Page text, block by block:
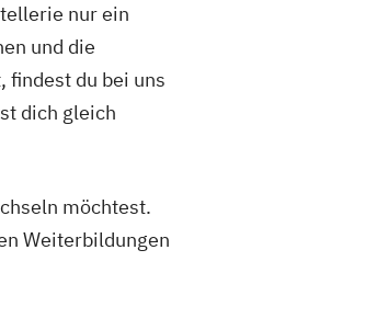
nur ein
und die
findest du bei uns
dich gleich
möchtest.
Weiterbildungen